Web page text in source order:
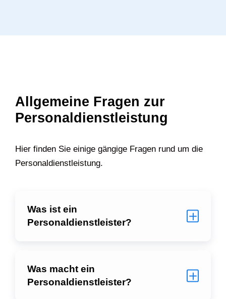
Allgemeine Fragen zur
Personaldienstleistung
Hier finden Sie einige gängige Fragen rund um die
Personaldienstleistung.
Was ist ein
Personaldienstleister?
Was macht ein
Personaldienstleister?